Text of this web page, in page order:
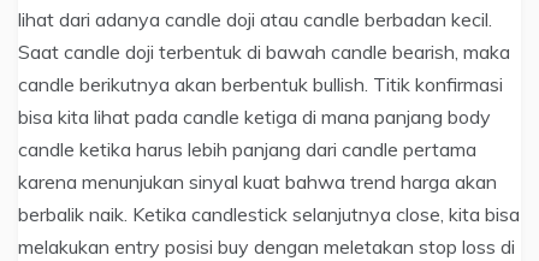
lihat dari adanya candle doji atau candle berbadan kecil.
Saat candle doji terbentuk di bawah candle bearish, maka
candle berikutnya akan berbentuk bullish. Titik konfirmasi
bisa kita lihat pada candle ketiga di mana panjang body
candle ketika harus lebih panjang dari candle pertama
karena menunjukan sinyal kuat bahwa trend harga akan
berbalik naik. Ketika candlestick selanjutnya close, kita bisa
melakukan entry posisi buy dengan meletakan stop loss di